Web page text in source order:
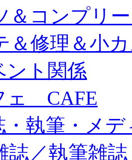
＆コンプリ
＆修理＆小
ント関係
ェ CAFE
・執筆・メ
誌／執筆雑誌